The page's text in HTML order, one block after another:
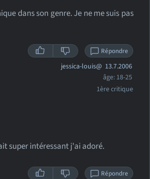
dans son genre. Je ne me suis pas
Répondre
jessica-louis@ 13.7.2006
âge: 18-25
1ère critique
super intéressant j'ai adoré.
Répondre